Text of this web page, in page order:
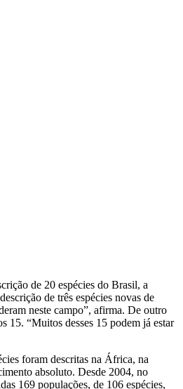
de 20 espécies do Brasil, a
de três espécies novas de
neste campo”, afirma. De outro
15. “Muitos desses 15 podem já estar
foram descritas na África, na
absoluto. Desde 2004, no
169 populações, de 106 espécies,